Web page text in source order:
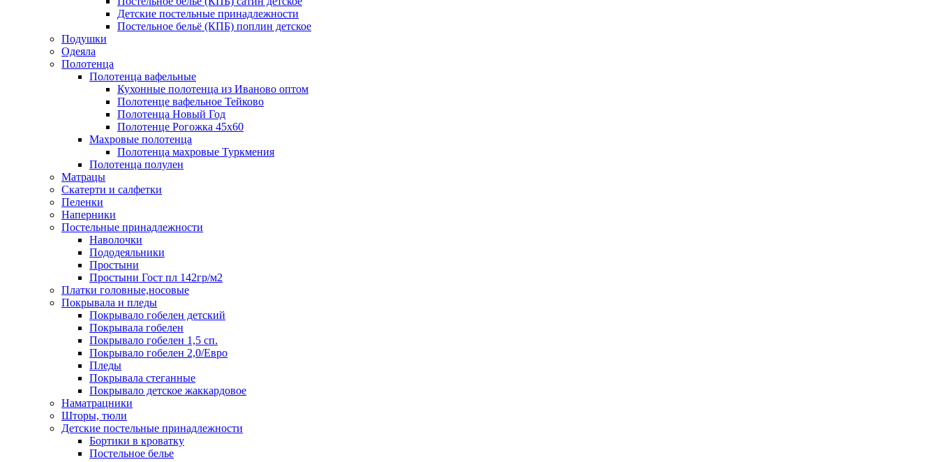
Детские постельные принадлежности
Постельное бельё (КПБ) поплин детское
Подушки
Одеяла
Полотенца
Полотенца вафельные
Кухонные полотенца из Иваново оптом
Полотенце вафельное Тейково
Полотенца Новый Год
Полотенце Рогожка 45х60
Махровые полотенца
Полотенца махровые Туркмения
Полотенца полулен
Матрацы
Скатерти и салфетки
Пеленки
Наперники
Постельные принадлежности
Наволочки
Пододеяльники
Простыни
Простыни Гост пл 142гр/м2
Платки головные,носовые
Покрывала и пледы
Покрывало гобелен детский
Покрывала гобелен
Покрывало гобелен 1,5 сп.
Покрывало гобелен 2,0/Евро
Пледы
Покрывала стеганные
Покрывало детское жаккардовое
Наматрацники
Шторы, тюли
Детские постельные принадлежности
Бортики в кроватку
Постельное белье